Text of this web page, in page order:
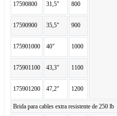
17590800 31,5" 800
17590900 35,5" 900
175901000 40" 1000
175901100 43,3" 1100
175901200 47,2" 1200
Brida para cables extra resistente de 250 lb